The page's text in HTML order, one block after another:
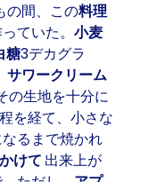
の間、この料理
ていた。 小麦
糖3デカグラ
サワークリーム
の生地を十分に
を経て、小さな
るまで焼かれ
けて 出来上が